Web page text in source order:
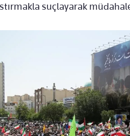
suçlayarak